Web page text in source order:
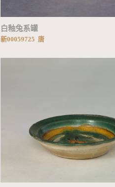
白釉兔系罐
新00059725 唐
加载中...